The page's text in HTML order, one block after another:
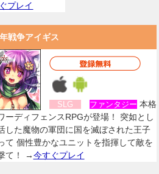
プレイ
戦争アイギス
SLG ファンタジー 本格
ーディフェンスRPGが登場！ 突如とし
した魔物の軍団に国を滅ぼされた王子
て 個性豊かなユニットを指揮して敵を
て！ →今すぐプレイ